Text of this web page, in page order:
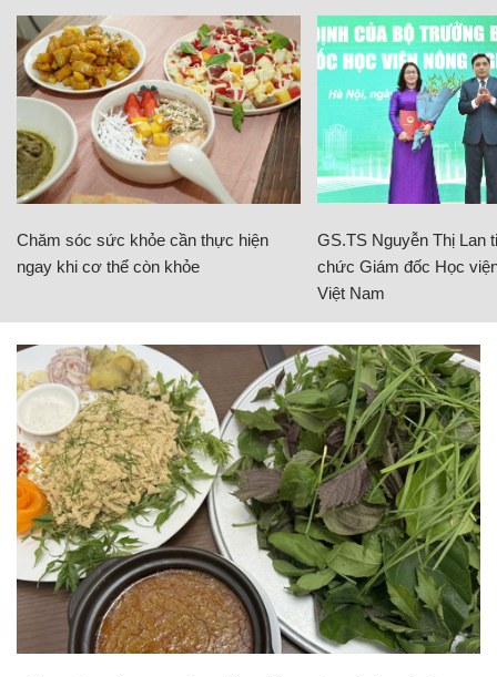
Chăm sóc sức khỏe cần thực hiện
ngay khi cơ thể còn khỏe
GS.TS Nguyễn Thị Lan
chức Giám đốc Học
Việt Nam